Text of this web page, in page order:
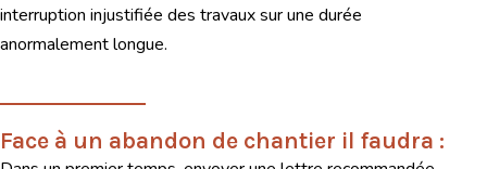
interruption injustifiée des travaux sur une durée
anormalement longue.
Face à un abandon de chantier il faudra :